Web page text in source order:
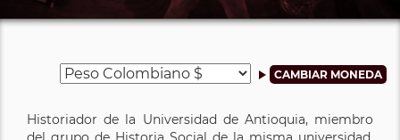
Historiador de la Universidad de Antioquia, miembro